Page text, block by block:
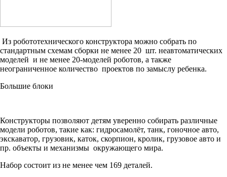
Из робототехнического конструктора можно собрать по
стандартным схемам сборки не менее 20 шт. неавтоматических
моделей и не менее 20-моделей роботов, а также
неограниченное количество проектов по замыслу ребенка.
Большие блоки
Конструкторы позволяют детям уверенно собирать различные
модели роботов, такие как: гидросамолёт, танк, гоночное авто,
экскаватор, грузовик, каток, скорпион, кролик, грузовое авто и
пр. объекты и механизмы окружающего мира.
Набор состоит из не менее чем 169 деталей.